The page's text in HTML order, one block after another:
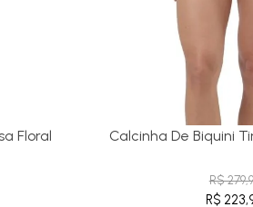
Floral Calcinha De Biquini
R$
R$